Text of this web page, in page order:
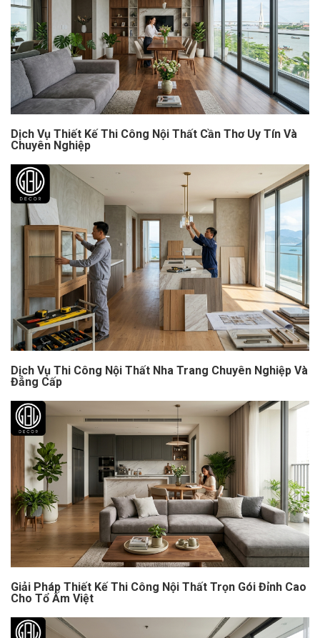
Dịch Vụ Thiết Kế Thi Công Nội Thất Cần Thơ Uy Tín Và
Chuyên Nghiệp
Dịch Vụ Thi Công Nội Thất Nha Trang Chuyên Nghiệp Và
Đẳng Cấp
Giải Pháp Thiết Kế Thi Công Nội Thất Trọn Gói Đỉnh Cao
Cho Tổ Ấm Việt